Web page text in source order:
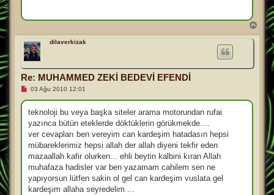
ı
m
e
s
a
j
dilaverkizak
Re: MUHAMMED ZEKİ BEDEVİ EFENDİ
O
u
n
a
m
ş
m
s
a
j
03 Ağu 2010 12:01
teknoloji bu veya başka siteler arama motorundan rufai
yazınca bütün eteklerde döktüklerin görükmekde....
ver cevapları ben vereyim can kardeşim hatadasın hepsi
mübareklerimiz hepsi allah der allah diyeni tekfir eden
mazaallah kafir olurken... ehli beytin kalbini kıran Allah
muhafaza hadisler var ben yazamam cahilem sen ne
yapıyorsun lütfen sakin ol gel can kardeşim vuslata gel
kardeşim allaha seyredelim ...